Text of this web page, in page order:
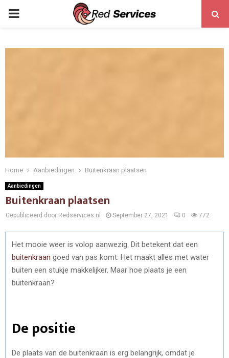
PRIMARY
Home Aanbiedingen Buitenkraan plaatsen
Aanbiedingen
Buitenkraan plaatsen
Gepubliceerd door Redservices.nl September 27, 2021 0 772
Het mooie weer is volop aanwezig. Dit betekent dat een
buitenkraan goed van pas komt. Het maakt alles met water
buiten een stukje makkelijker. Maar hoe plaats je een
buitenkraan?
De positie
De plaats van de buitenkraan is erg belangrijk, omdat je